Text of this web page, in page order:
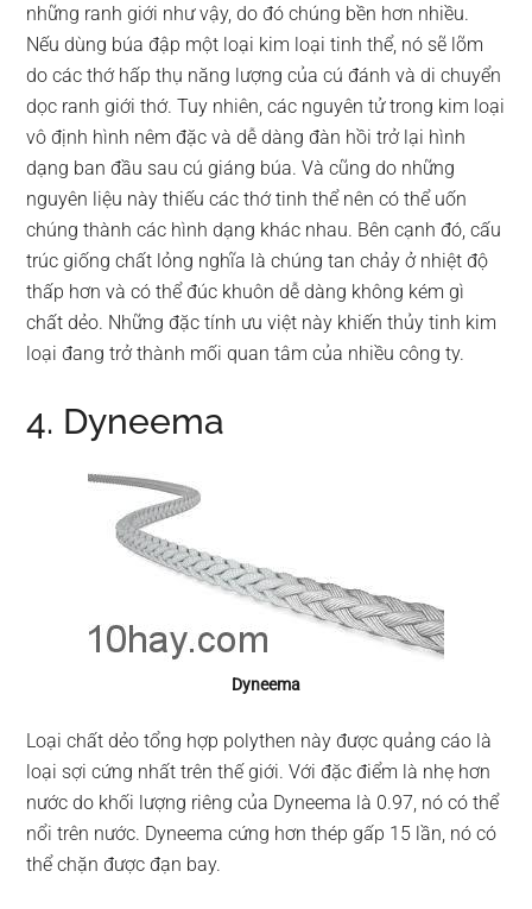
những ranh giới như vậy, do đó chúng bền hơn nhiều.
Nếu dùng búa đập một loại kim loại tinh thể, nó sẽ lõm
do các thớ hấp thụ năng lượng của cú đánh và di chuyển
dọc ranh giới thớ. Tuy nhiên, các nguyên tử trong kim loại
vô định hình nêm đặc và dễ dàng đàn hồi trở lại hình
dạng ban đầu sau cú giáng búa. Và cũng do những
nguyên liệu này thiếu các thớ tinh thể nên có thể uốn
chúng thành các hình dạng khác nhau. Bên cạnh đó, cấu
trúc giống chất lỏng nghĩa là chúng tan chảy ở nhiệt độ
thấp hơn và có thể đúc khuôn dễ dàng không kém gì
chất dẻo. Những đặc tính ưu việt này khiến thủy tinh kim
loại đang trở thành mối quan tâm của nhiều công ty.
4. Dyneema
Dyneema
Loại chất dẻo tổng hợp polythen này được quảng cáo là
loại sợi cứng nhất trên thế giới. Với đặc điểm là nhẹ hơn
nước do khối lượng riêng của Dyneema là 0.97, nó có thể
nổi trên nước. Dyneema cứng hơn thép gấp 15 lần, nó có
thể chặn được đạn bay.